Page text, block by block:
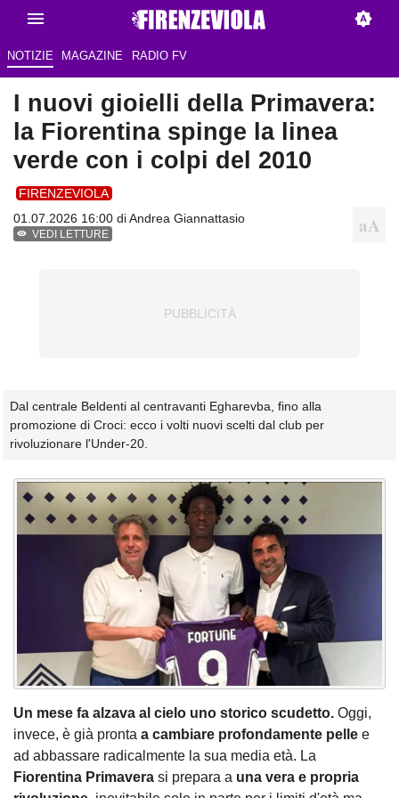
NOTIZIE MAGAZINE RADIO FV
I nuovi gioielli della Primavera:
la Fiorentina spinge la linea
verde con i colpi del 2010
FIRENZEVIOLA
01.07.2026 16:00 diAndrea Giannattasio
VEDI LETTURE
Dal centrale Beldenti al centravanti Egharevba, fino alla
promozione di Croci: ecco i volti nuovi scelti dal club per
rivoluzionare l'Under-20.
Un mese fa alzava al cielo uno storico scudetto. Oggi,
invece, è già pronta a cambiare profondamente pelle e
ad abbassare radicalmente la sua media età. La
Fiorentina Primavera si prepara a una vera e propria